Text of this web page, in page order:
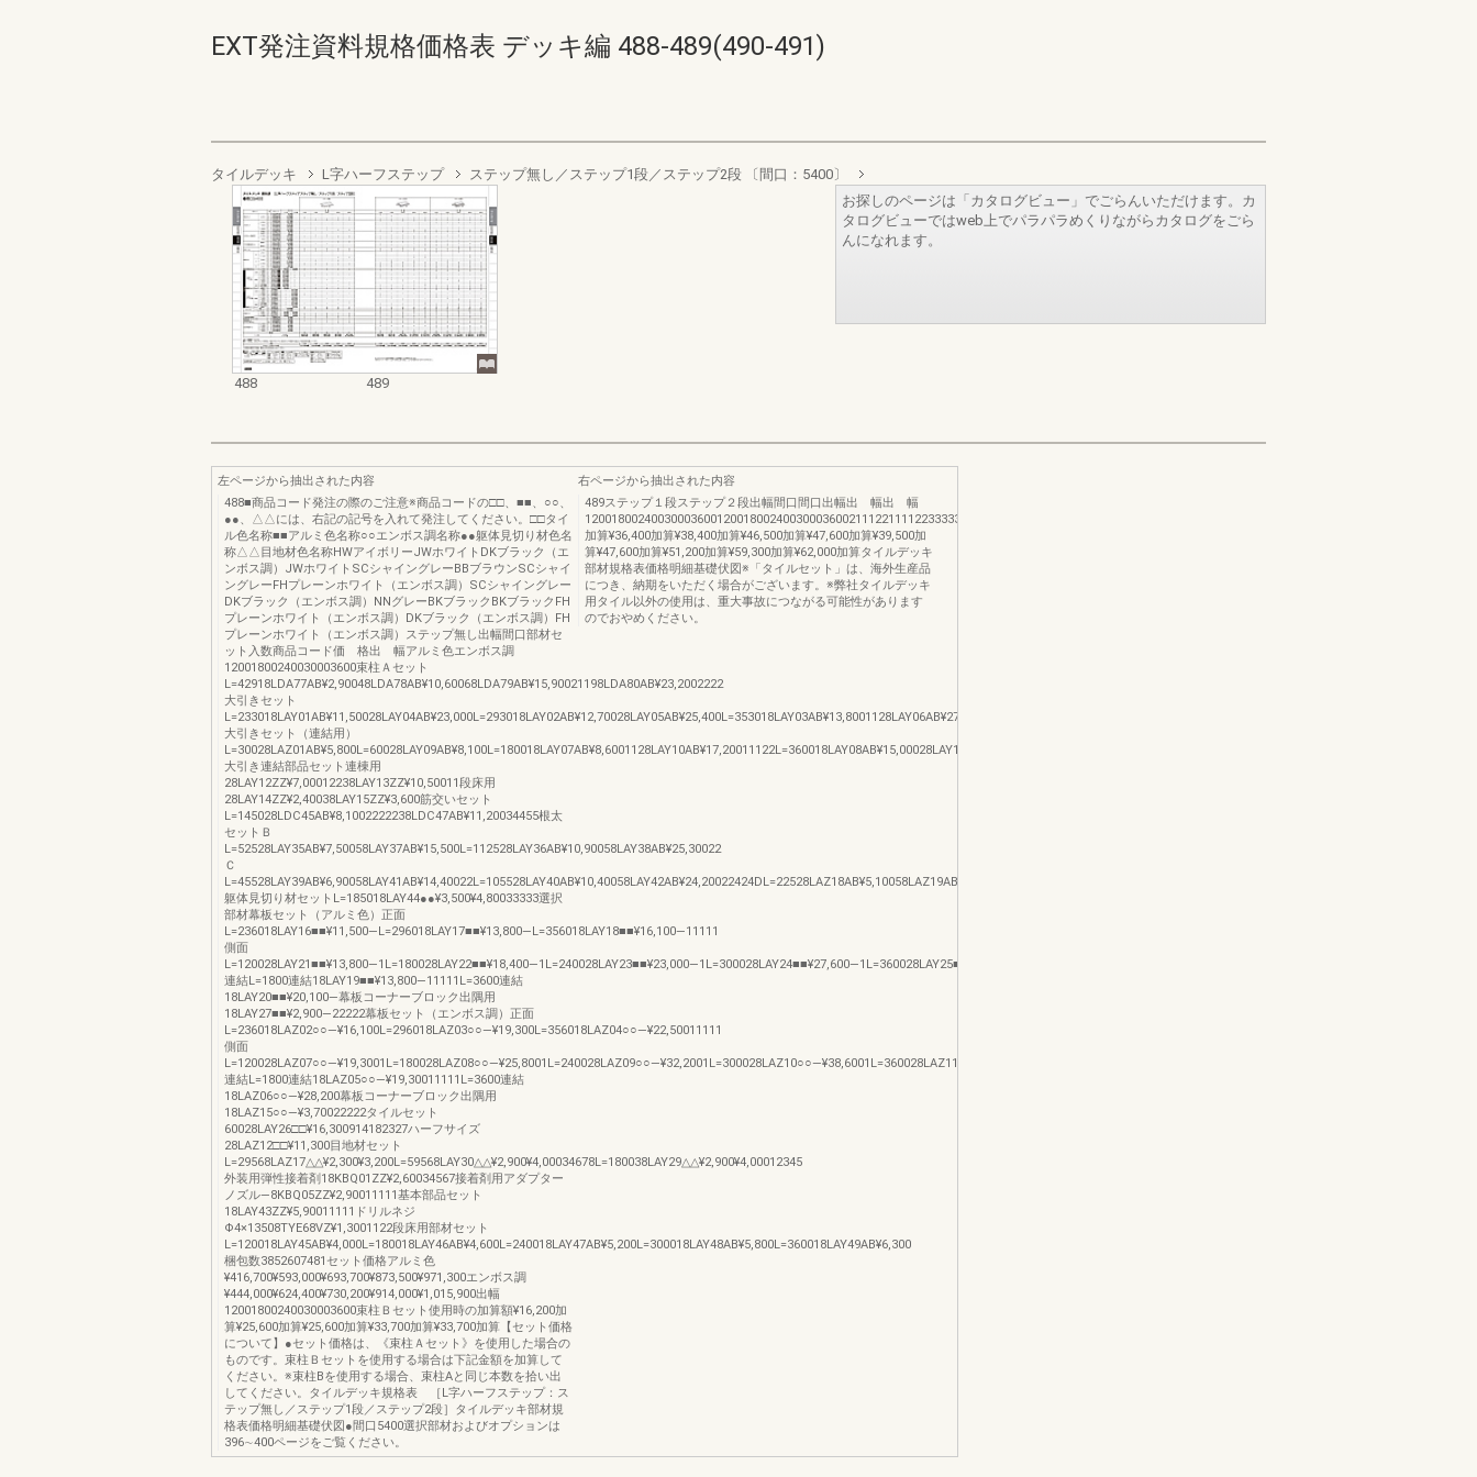
EXT発注資料規格価格表 デッキ編 488-489(490-491)
タイルデッキ L字ハーフステップ ステップ無し／ステップ1段／ステップ2段 〔間口：5400〕
488 489
お探しのページは「カタログビュー」でごらんいただけます。カ
タログビューではweb上でパラパラめくりながらカタログをごら
んになれます。
左ページから抽出された内容
488■商品コード発注の際のご注意※商品コードの□□、■■、○○、
●●、△△には、右記の記号を入れて発注してください。□□タイ
ル色名称■■アルミ色名称○○エンボス調名称●●躯体見切り材色名
称△△目地材色名称HWアイボリーJWホワイトDKブラック（エ
ンボス調）JWホワイトSCシャイングレーBBブラウンSCシャイ
ングレーFHプレーンホワイト（エンボス調）SCシャイングレー
DKブラック（エンボス調）NNグレーBKブラックBKブラックFH
プレーンホワイト（エンボス調）DKブラック（エンボス調）FH
プレーンホワイト（エンボス調）ステップ無し出幅間口部材セ
ット入数商品コード価 格出 幅アルミ色エンボス調
12001800240030003600束柱Ａセット
L=42918LDA77AB¥2,90048LDA78AB¥10,60068LDA79AB¥15,90021198LDA80AB¥23,2002222
大引きセット
L=233018LAY01AB¥11,50028LAY04AB¥23,000L=293018LAY02AB¥12,70028LAY05AB¥25,400L=353018LAY03AB¥13,8001128LAY06AB¥27,60011122
大引きセット（連結用）
L=30028LAZ01AB¥5,800L=60028LAY09AB¥8,100L=180018LAY07AB¥8,6001128LAY10AB¥17,20011122L=360018LAY08AB¥15,00028LAY11AB¥30,000
大引き連結部品セット連棟用
28LAY12ZZ¥7,00012238LAY13ZZ¥10,50011段床用
28LAY14ZZ¥2,40038LAY15ZZ¥3,600筋交いセット
L=145028LDC45AB¥8,1002222238LDC47AB¥11,20034455根太
セットＢ
L=52528LAY35AB¥7,50058LAY37AB¥15,500L=112528LAY36AB¥10,90058LAY38AB¥25,30022
Ｃ
L=45528LAY39AB¥6,90058LAY41AB¥14,40022L=105528LAY40AB¥10,40058LAY42AB¥24,20022424DL=22528LAZ18AB¥5,10058LAZ19AB¥11,500
躯体見切り材セットL=185018LAY44●●¥3,500¥4,80033333選択
部材幕板セット（アルミ色）正面
L=236018LAY16■■¥11,500―L=296018LAY17■■¥13,800―L=356018LAY18■■¥16,100―11111
側面
L=120028LAY21■■¥13,800―1L=180028LAY22■■¥18,400―1L=240028LAY23■■¥23,000―1L=300028LAY24■■¥27,600―1L=360028LAY25■■¥32,200―1
連結L=1800連結18LAY19■■¥13,800―11111L=3600連結
18LAY20■■¥20,100―幕板コーナーブロック出隅用
18LAY27■■¥2,900―22222幕板セット（エンボス調）正面
L=236018LAZ02○○―¥16,100L=296018LAZ03○○―¥19,300L=356018LAZ04○○―¥22,50011111
側面
L=120028LAZ07○○―¥19,3001L=180028LAZ08○○―¥25,8001L=240028LAZ09○○―¥32,2001L=300028LAZ10○○―¥38,6001L=360028LAZ11○○―¥45,1001
連結L=1800連結18LAZ05○○―¥19,30011111L=3600連結
18LAZ06○○―¥28,200幕板コーナーブロック出隅用
18LAZ15○○―¥3,70022222タイルセット
60028LAY26□□¥16,300914182327ハーフサイズ
28LAZ12□□¥11,300目地材セット
L=29568LAZ17△△¥2,300¥3,200L=59568LAY30△△¥2,900¥4,00034678L=180038LAY29△△¥2,900¥4,00012345
外装用弾性接着剤18KBQ01ZZ¥2,60034567接着剤用アダプター
ノズル―8KBQ05ZZ¥2,90011111基本部品セット
18LAY43ZZ¥5,90011111ドリルネジ
Φ4×13508TYE68VZ¥1,3001122段床用部材セット
L=120018LAY45AB¥4,000L=180018LAY46AB¥4,600L=240018LAY47AB¥5,200L=300018LAY48AB¥5,800L=360018LAY49AB¥6,300
梱包数3852607481セット価格アルミ色
¥416,700¥593,000¥693,700¥873,500¥971,300エンボス調
¥444,000¥624,400¥730,200¥914,000¥1,015,900出幅
12001800240030003600束柱Ｂセット使用時の加算額¥16,200加
算¥25,600加算¥25,600加算¥33,700加算¥33,700加算【セット価格
について】●セット価格は、《束柱Ａセット》を使用した場合の
ものです。束柱Ｂセットを使用する場合は下記金額を加算して
ください。※束柱Bを使用する場合、束柱Aと同じ本数を拾い出
してください。タイルデッキ規格表 ［L字ハーフステップ：ス
テップ無し／ステップ1段／ステップ2段］タイルデッキ部材規
格表価格明細基礎伏図●間口5400選択部材およびオプションは
396∼400ページをご覧ください。
右ページから抽出された内容
489ステップ１段ステップ２段出幅間口間口出幅出 幅出 幅
加算¥36,400加算¥38,400加算¥46,500加算¥47,600加算¥39,500加
算¥47,600加算¥51,200加算¥59,300加算¥62,000加算タイルデッキ
部材規格表価格明細基礎伏図※「タイルセット」は、海外生産品
につき、納期をいただく場合がございます。※弊社タイルデッキ
用タイル以外の使用は、重大事故につながる可能性があります
のでおやめください。